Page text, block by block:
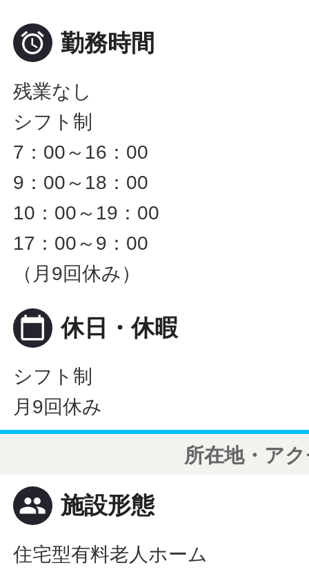
 勤務時間
残業なし
シフト制
7：00～16：00
9：00～18：00
10：00～19：00
17：00～9：00
（月9回休み）
calendar_today 休日・休暇
シフト制
月9回休み
所在地・ア
people 施設形態
住宅型有料老人ホーム